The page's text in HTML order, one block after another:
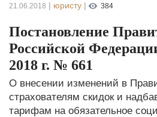
21.06.2018 | юристу | 384
Постановление
Российской
2018 г. № 661
О внесении изменений в
страхователям скидок и
тарифам на обязательное